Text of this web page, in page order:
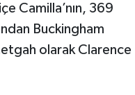
Camilla’nın, 369
Buckingham
olarak Clarence